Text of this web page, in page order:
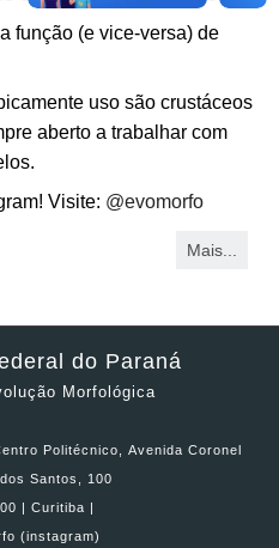
função (e vice-versa) de
uso são crustáceos
aberto a trabalhar com
Visite: @evomorfo
Mais...
do Paraná
Morfológica
Politécnico, Avenida Coronel
Santos, 100
| Curitiba |
(instagram)